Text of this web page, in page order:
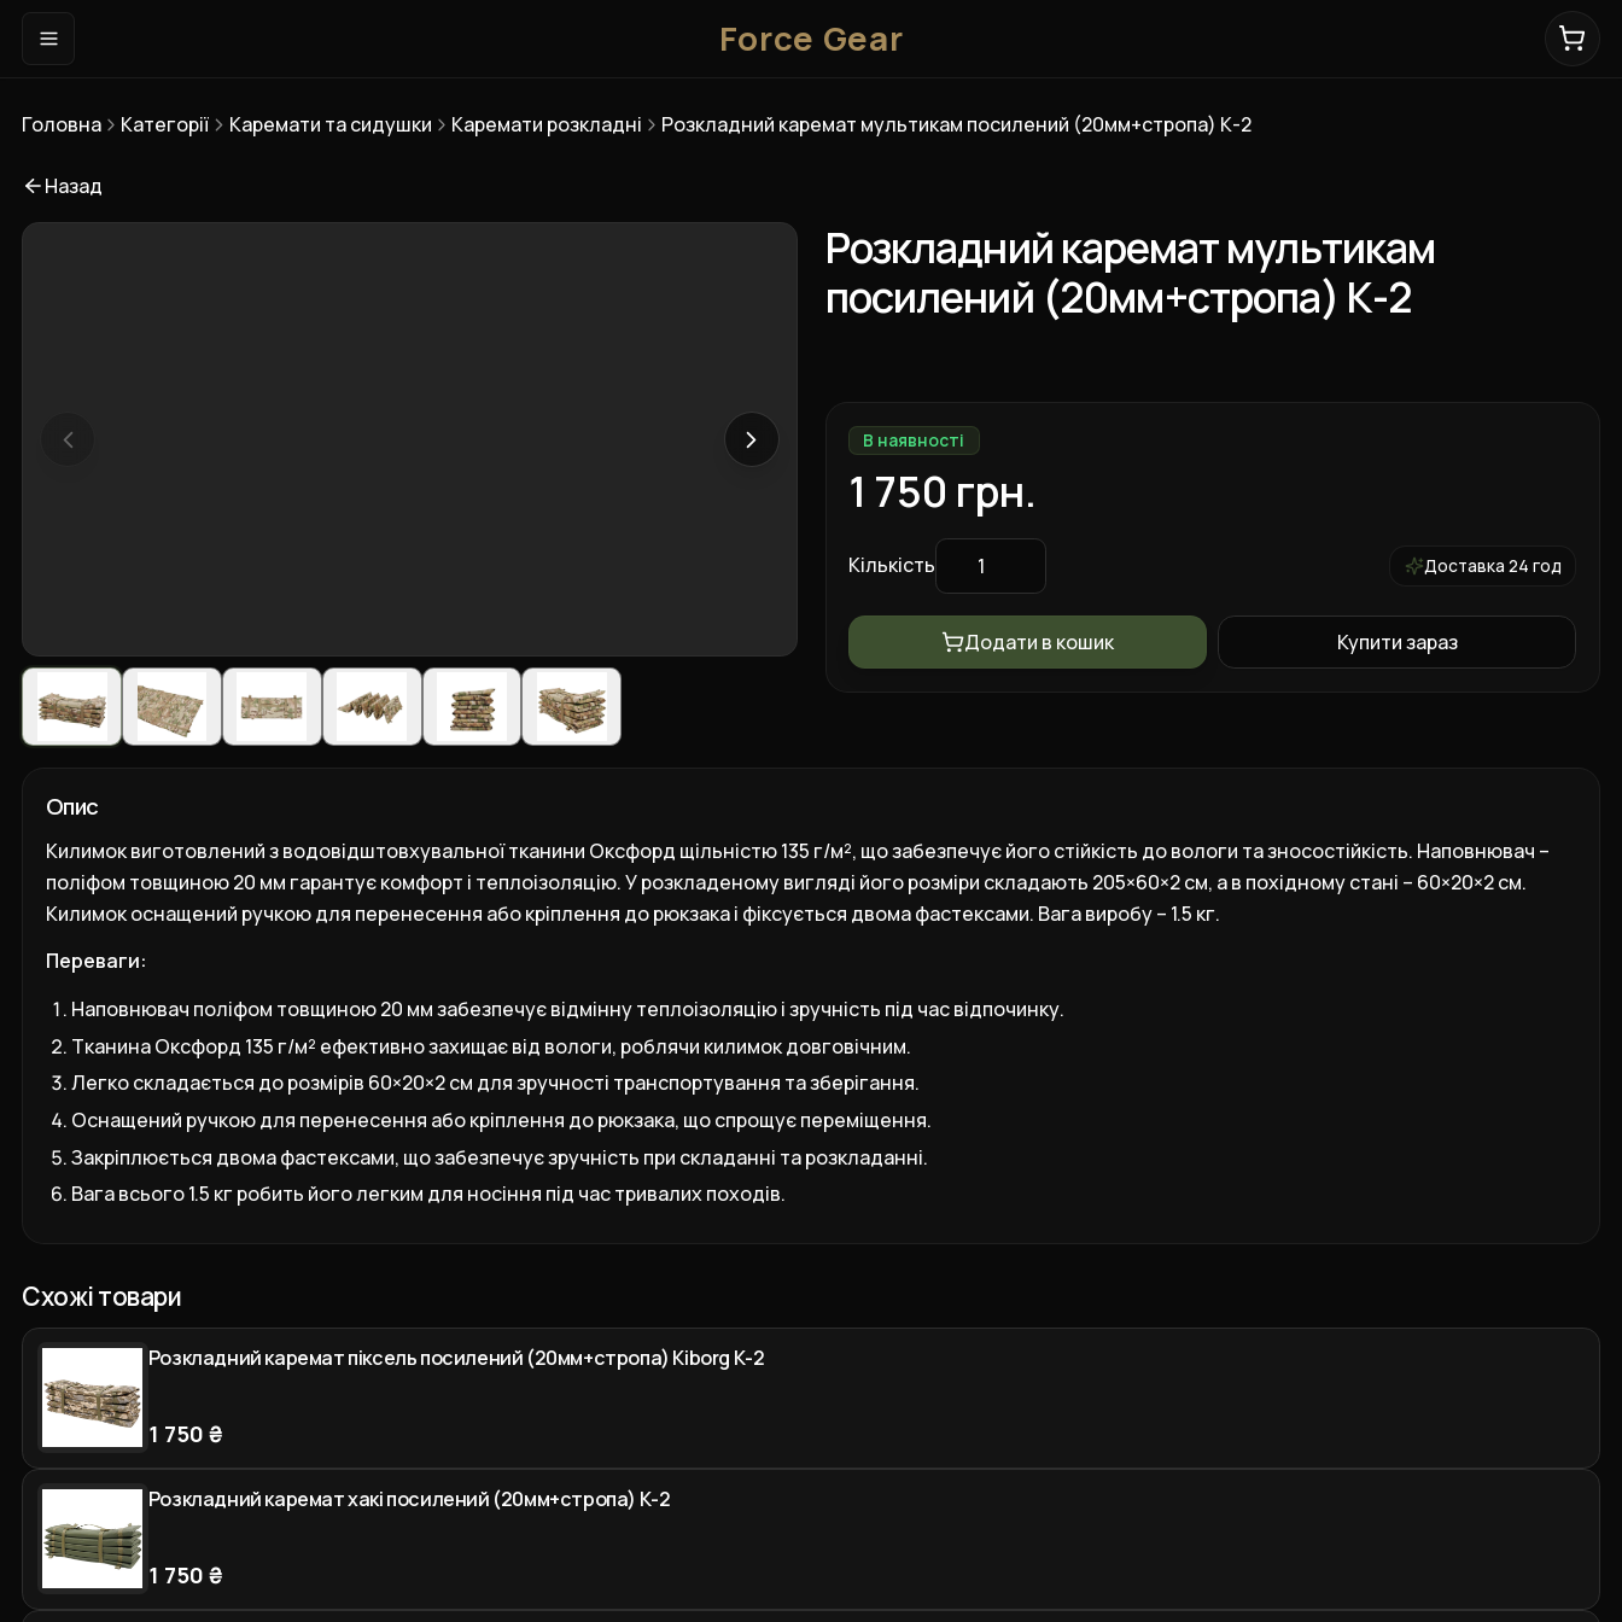
Force Gear
Головна Категорії Каремати та сидушки Каремати розкладні Розкладний каремат мультикам посилений (20мм+стропа) К-2
Назад
Розкладний каремат мультикам
посилений (20мм+стропа) К-2
В наявності
1 750 грн.
Кількість Доставка 24 год
Додати в кошик Купити зараз
Опис
Килимок виготовлений з водовідштовхувальної тканини Оксфорд щільністю 135 г/м², що забезпечує його стійкість до вологи та зносостійкість. Наповнювач –
поліфом товщиною 20 мм гарантує комфорт і теплоізоляцію. У розкладеному вигляді його розміри складають 205×60×2 см, а в похідному стані – 60×20×2 см.
Килимок оснащений ручкою для перенесення або кріплення до рюкзака і фіксується двома фастексами. Вага виробу – 1.5 кг.
Переваги:
Наповнювач поліфом товщиною 20 мм забезпечує відмінну теплоізоляцію і зручність під час відпочинку.
Тканина Оксфорд 135 г/м² ефективно захищає від вологи, роблячи килимок довговічним.
Легко складається до розмірів 60×20×2 см для зручності транспортування та зберігання.
Оснащений ручкою для перенесення або кріплення до рюкзака, що спрощує переміщення.
Закріплюється двома фастексами, що забезпечує зручність при складанні та розкладанні.
Вага всього 1.5 кг робить його легким для носіння під час тривалих походів.
Схожі товари
Розкладний каремат піксель посилений (20мм+стропа) Kiborg К-2
1 750 ₴
Розкладний каремат хакі посилений (20мм+стропа) К-2
1 750 ₴